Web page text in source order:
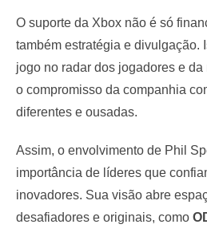
O suporte da Xbox não é só
também estratégia e divulgação.
jogo no radar dos jogadores e
o compromisso da companhia
diferentes e ousadas.
Assim, o envolvimento de Phil
importância de líderes que
inovadores. Sua visão abre
desafiadores e originais, como